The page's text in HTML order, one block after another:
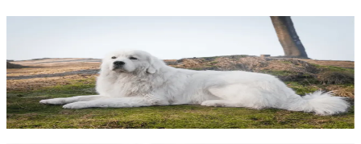
Rasy psów pochodzące z polski -
pełna lista!
Justyna Koczorowska·10.09.2025
lifestyle psiarza